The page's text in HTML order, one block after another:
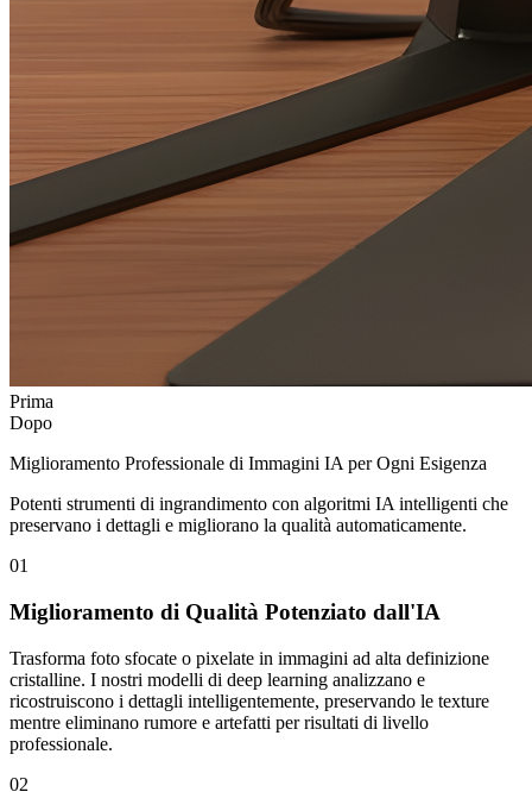
Prima
Dopo
Miglioramento Professionale di Immagini IA per Ogni Esigenza
Potenti strumenti di ingrandimento con algoritmi IA intelligenti che
preservano i dettagli e migliorano la qualità automaticamente.
01
Miglioramento di Qualità Potenziato dall'IA
Trasforma foto sfocate o pixelate in immagini ad alta definizione
cristalline. I nostri modelli di deep learning analizzano e
ricostruiscono i dettagli intelligentemente, preservando le texture
mentre eliminano rumore e artefatti per risultati di livello
professionale.
02